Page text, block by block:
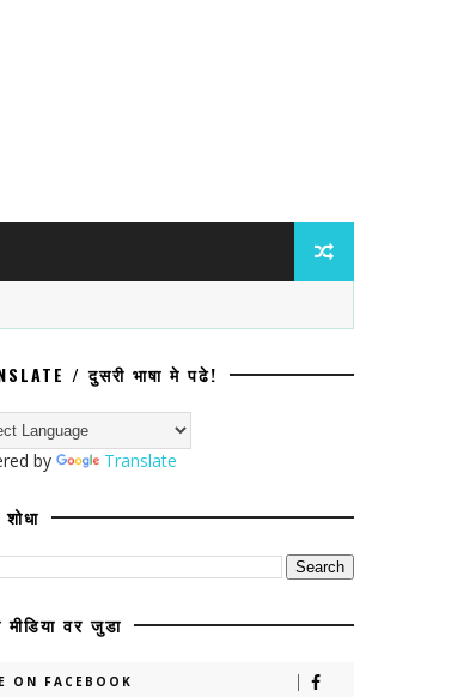
जिजाऊ बससेवे’चे लोकार्पण उत्साहात
/ दुसरी भाषा मे पढे!
by Translate
शोधा
वर जुडा
ON FACEBOOK